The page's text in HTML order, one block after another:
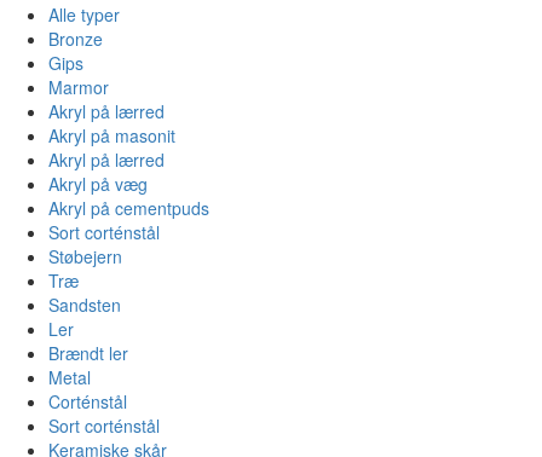
Alle typer
Bronze
Gips
Marmor
Akryl på lærred
Akryl på masonit
Akryl på lærred
Akryl på væg
Akryl på cementpuds
Sort corténstål
Støbejern
Træ
Sandsten
Ler
Brændt ler
Metal
Corténstål
Sort corténstål
Keramiske skår